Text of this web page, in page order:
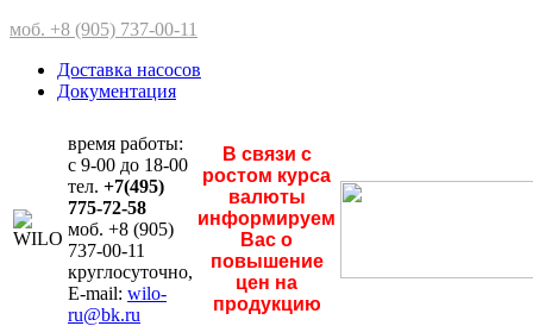
моб. +8 (905) 737-00-11
Доставка насосов
Документация
время работы:
с 9-00 до 18-00
тел. +7(495)
775-72-58
моб. +8 (905)
737-00-11
круглосуточно,
E-mail: wilo-
ru@bk.ru
В связи с
ростом курса
валюты
информируем
Вас о
повышение
цен на
продукцию